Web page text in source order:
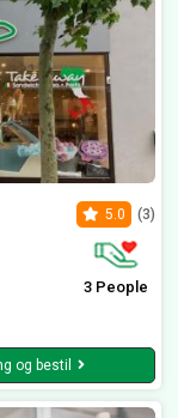
5.0 (3)
3 People
og bestil